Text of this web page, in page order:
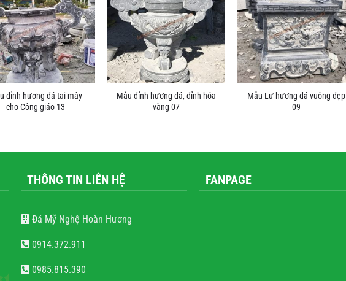
đỉnh hương đá tai mây
cho Công giáo 13
Mẫu đỉnh hương đá, đỉnh hóa
vàng 07
Mẫu Lư hương đá vuông đẹp
09
THÔNG TIN LIÊN HỆ
Đá Mỹ Nghệ Hoàn Hương
0914.372.911
0985.815.390
FANPAGE